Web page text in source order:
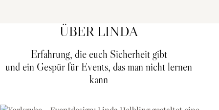
ÜBER LINDA
Erfahrung, die euch Sicherheit gibt
und ein Gespür für Events, das man nicht lernen
kann